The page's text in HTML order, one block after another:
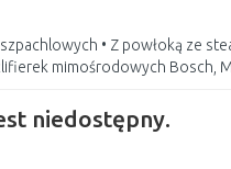
• Z powłoką ze
mimośrodowych Bosch,
niedostępny.